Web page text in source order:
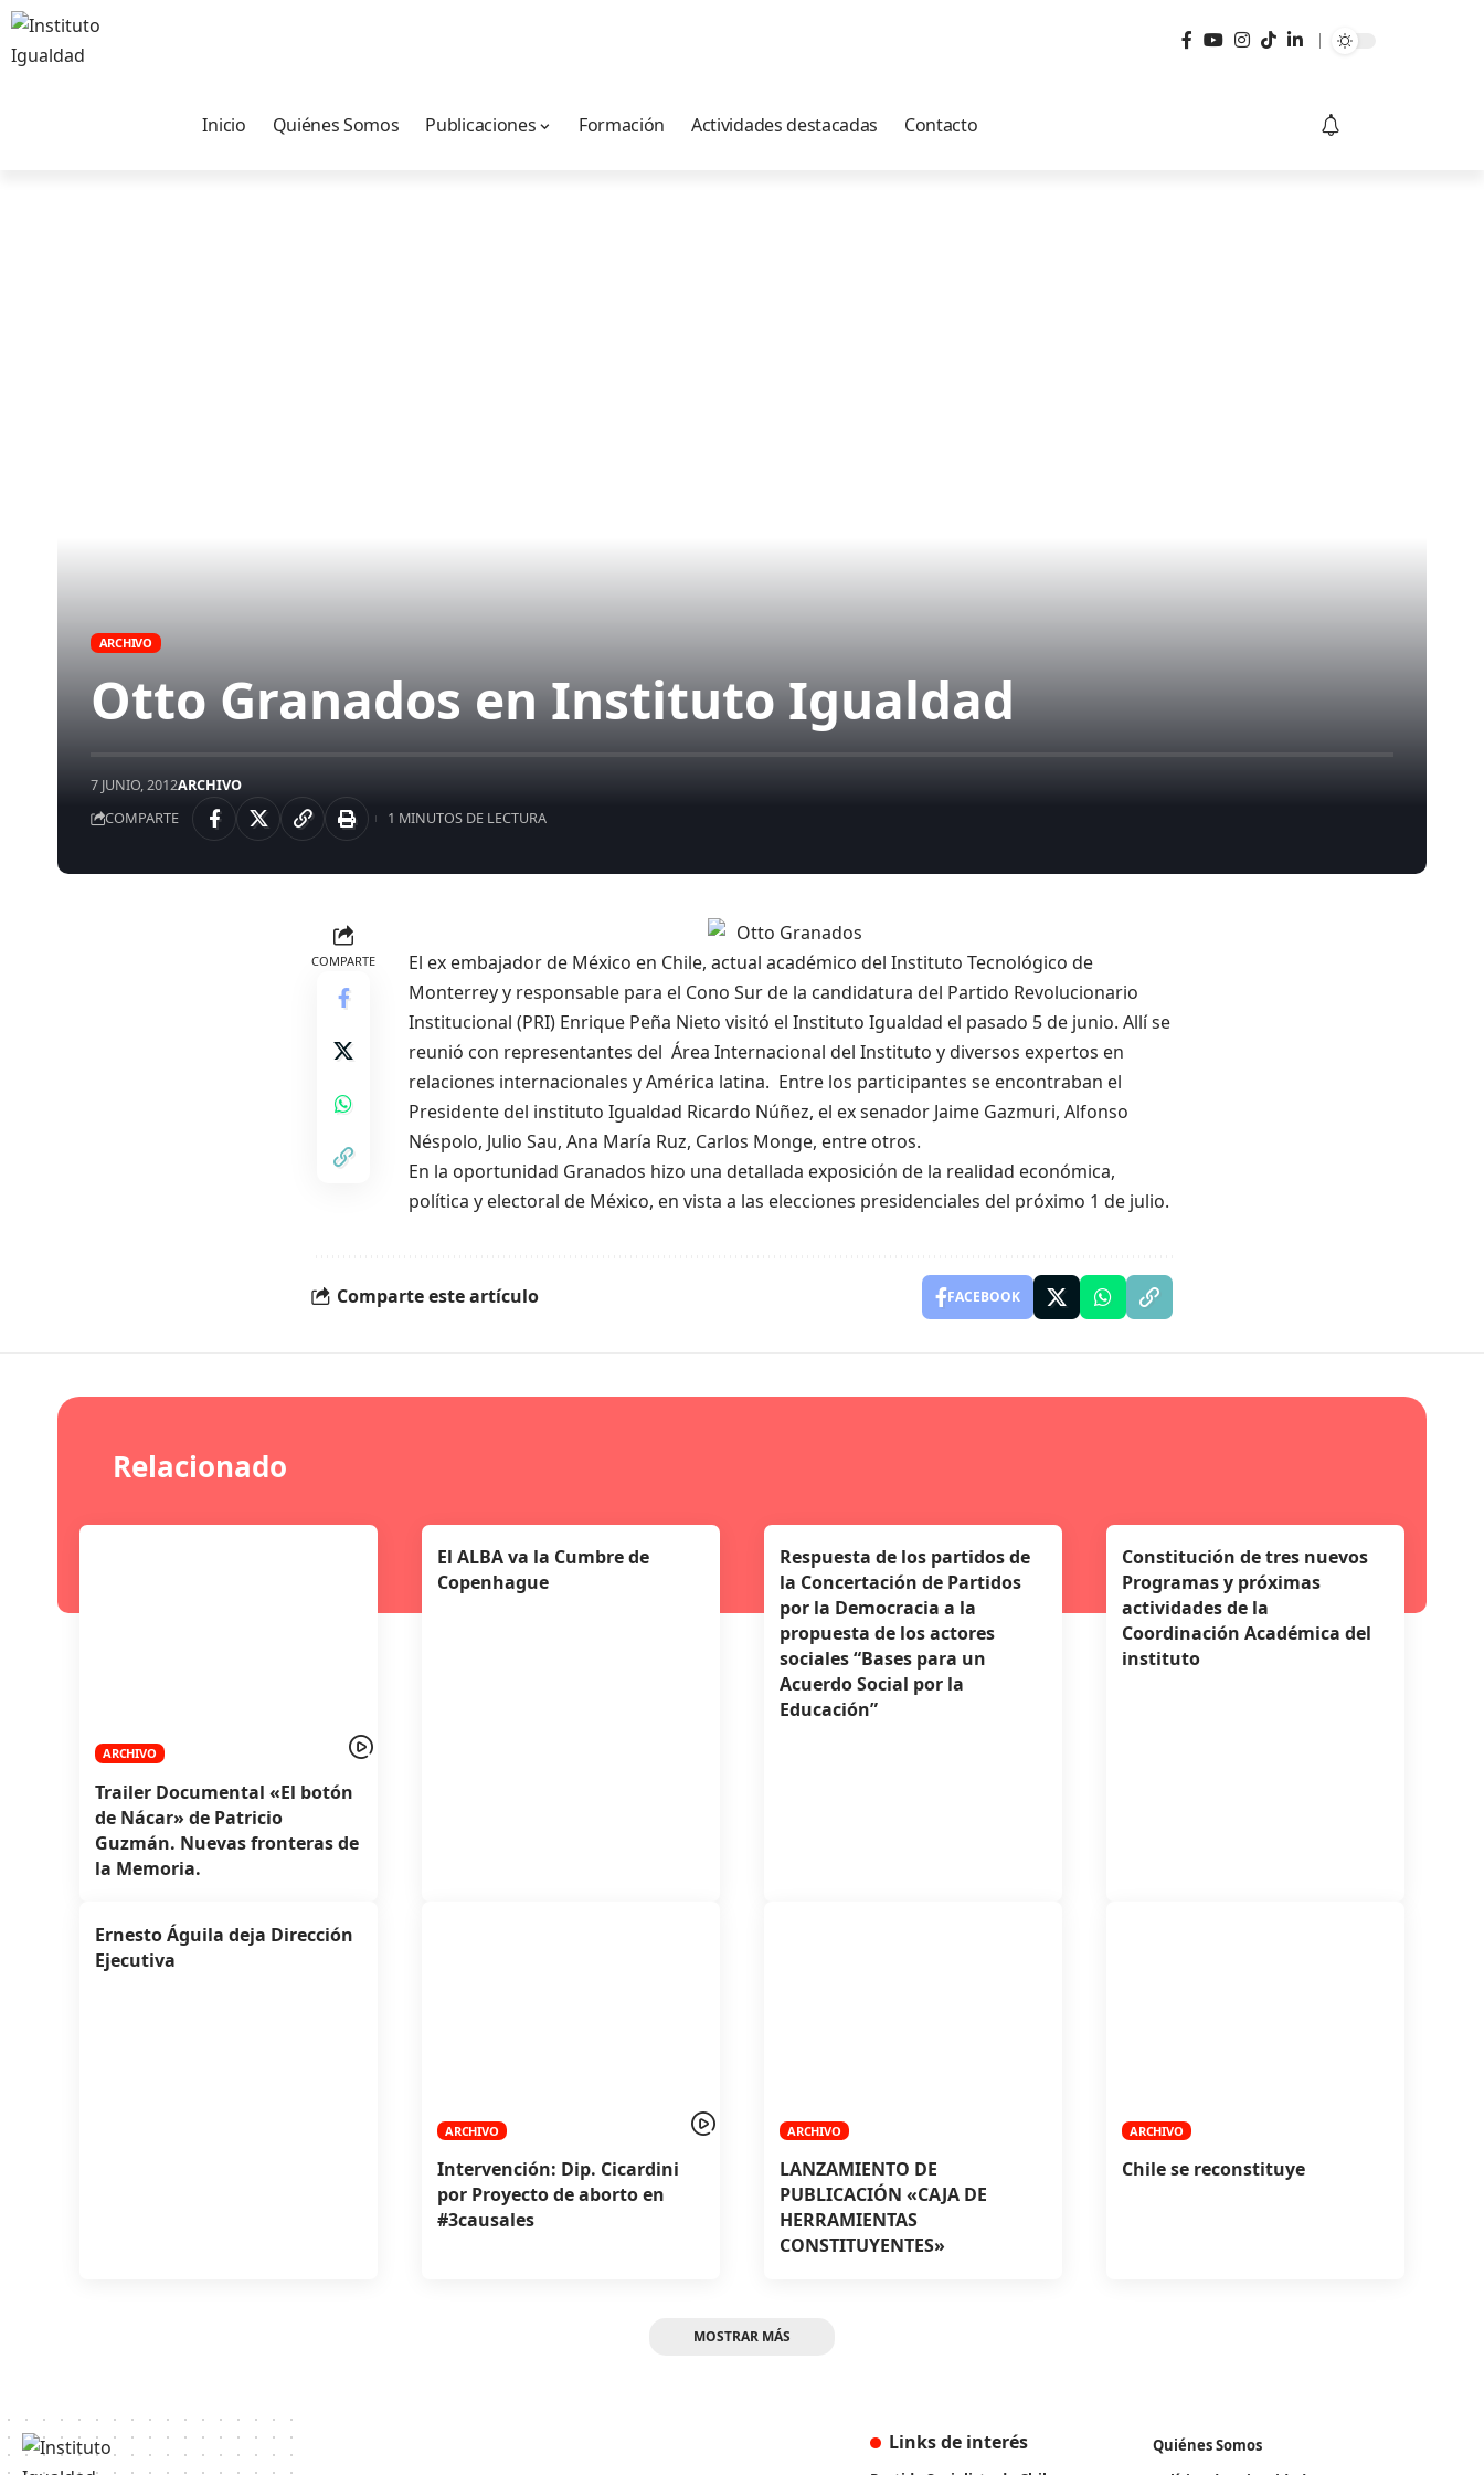
Inicio Quiénes Somos Publicaciones Formación Actividades destacadas Contacto
ARCHIVO
Otto Granados en Instituto Igualdad
7 JUNIO, 2012ARCHIVO
COMPARTE
1 MINUTOS DE LECTURA
COMPARTE
El ex embajador de México en Chile, actual académico del Instituto Tecnológico de
Monterrey y responsable para el Cono Sur de la candidatura del Partido Revolucionario
Institucional (PRI) Enrique Peña Nieto visitó el Instituto Igualdad el pasado 5 de junio. Allí se
reunió con representantes del Área Internacional del Instituto y diversos expertos en
relaciones internacionales y América latina. Entre los participantes se encontraban el
Presidente del instituto Igualdad Ricardo Núñez, el ex senador Jaime Gazmuri, Alfonso
Néspolo, Julio Sau, Ana María Ruz, Carlos Monge, entre otros.
En la oportunidad Granados hizo una detallada exposición de la realidad económica,
política y electoral de México, en vista a las elecciones presidenciales del próximo 1 de julio.
Comparte este artículo FACEBOOK
Relacionado
ARCHIVO
Trailer Documental «El botón
de Nácar» de Patricio
Guzmán. Nuevas fronteras de
la Memoria.
El ALBA va la Cumbre de
Copenhague
Respuesta de los partidos de
la Concertación de Partidos
por la Democracia a la
propuesta de los actores
sociales “Bases para un
Acuerdo Social por la
Educación”
Constitución de tres nuevos
Programas y próximas
actividades de la
Coordinación Académica del
instituto
Ernesto Águila deja Dirección
Ejecutiva
ARCHIVO
Intervención: Dip. Cicardini
por Proyecto de aborto en
#3causales
ARCHIVO
LANZAMIENTO DE
PUBLICACIÓN «CAJA DE
HERRAMIENTAS
CONSTITUYENTES»
ARCHIVO
Chile se reconstituye
MOSTRAR MÁS
Links de interés
Quiénes Somos